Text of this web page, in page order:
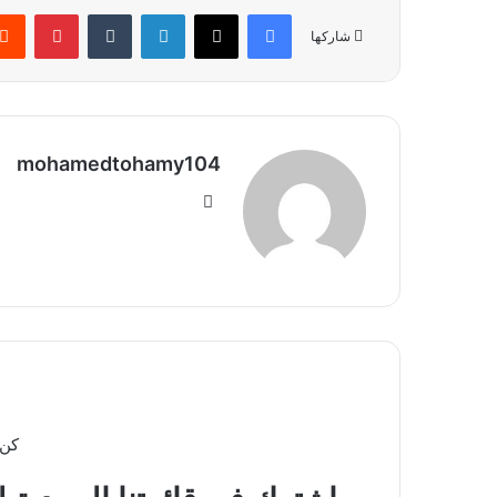
شاركها
فيسبوك ‫X لينكدإن
mohamedtohamy104